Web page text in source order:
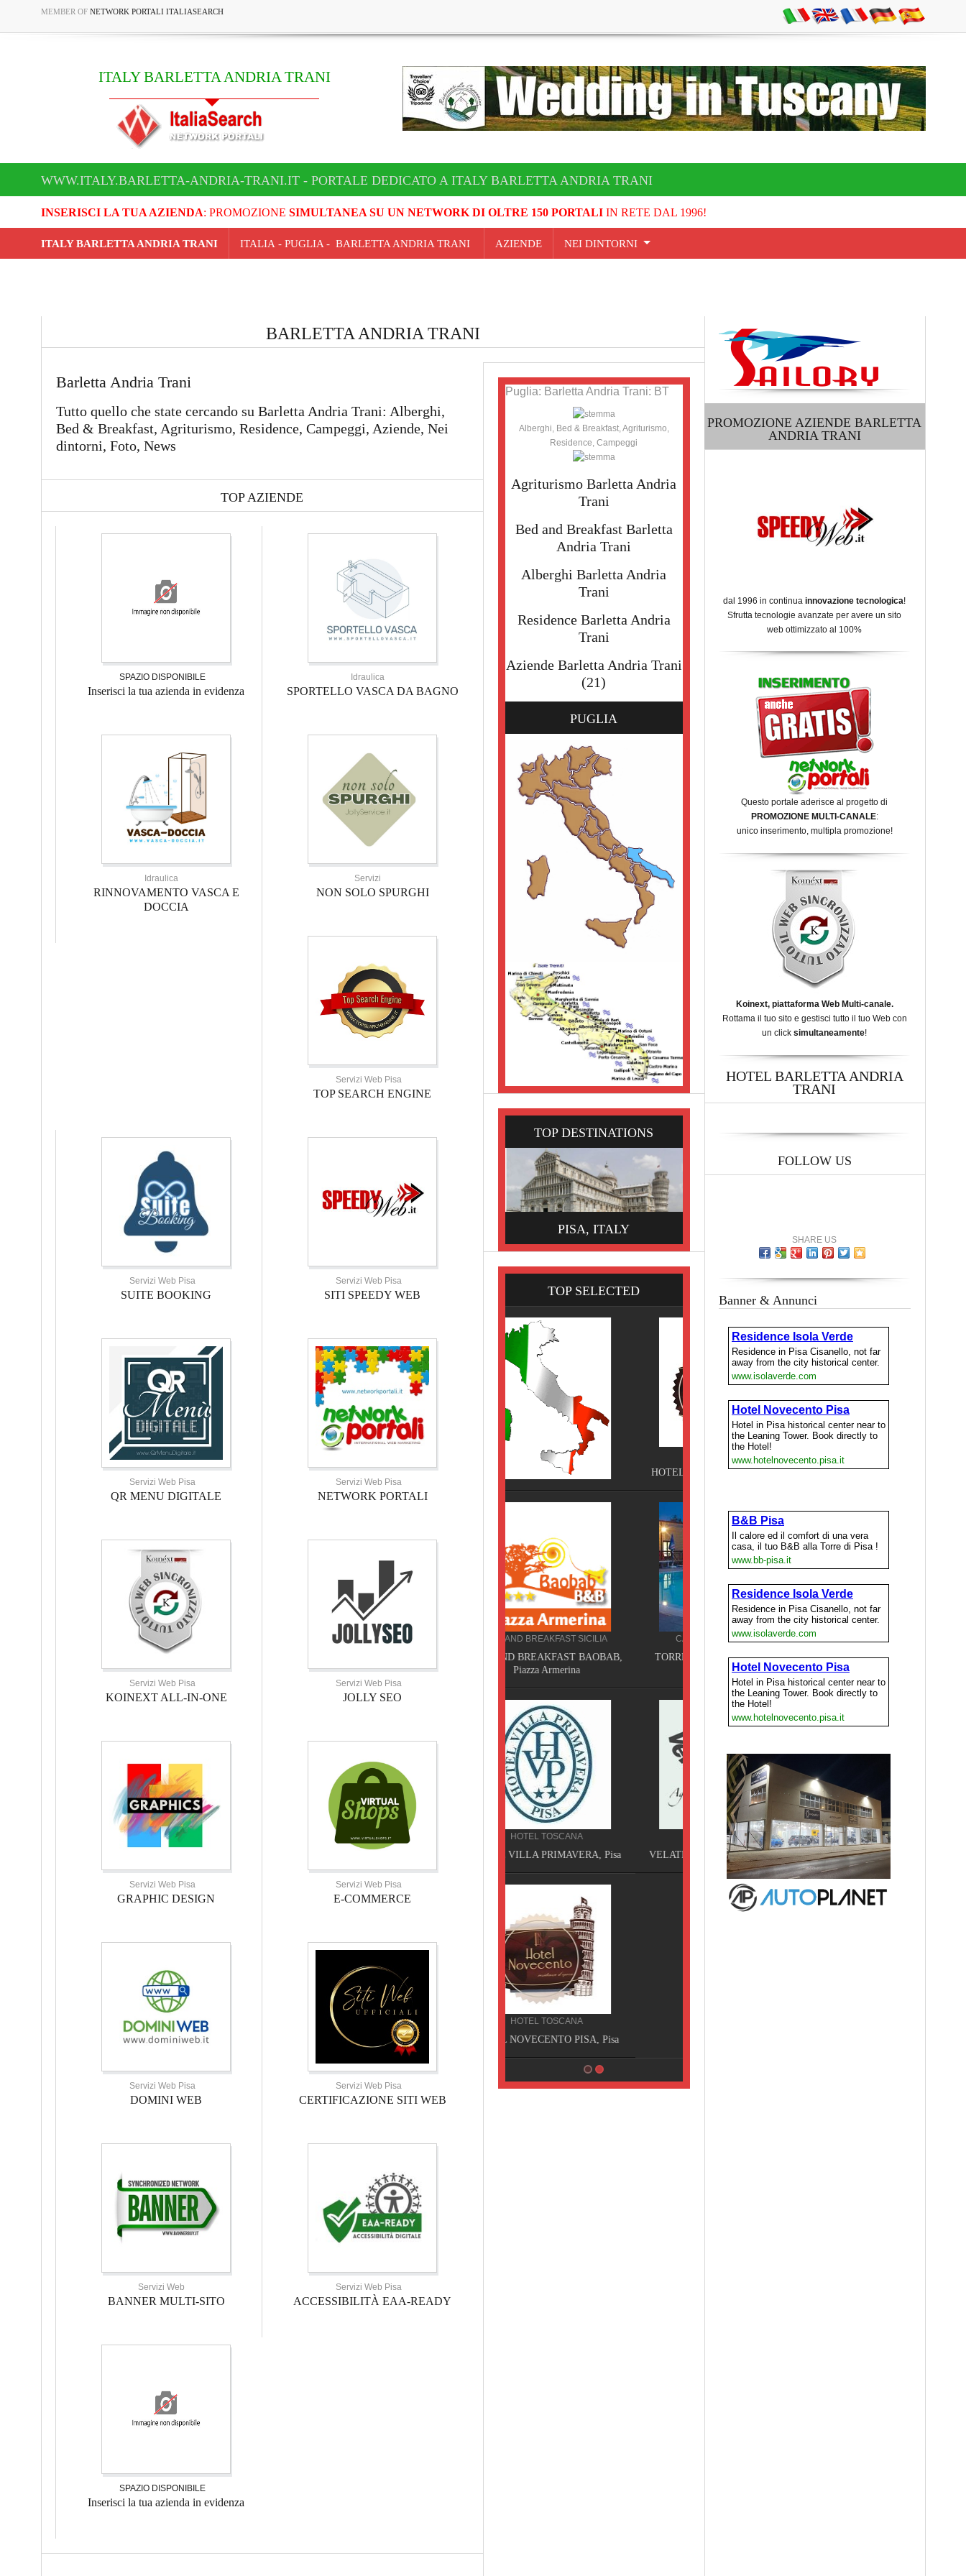
MEMBER OF NETWORK PORTALI ITALIASEARCH
ITALY BARLETTA ANDRIA TRANI
WWW.ITALY.BARLETTA-ANDRIA-TRANI.IT - PORTALE DEDICATO A ITALY BARLETTA ANDRIA TRANI
INSERISCI LA TUA AZIENDA: PROMOZIONE SIMULTANEA SU UN NETWORK DI OLTRE 150 PORTALIIN RETE DAL 1996!
ITALY BARLETTA ANDRIA TRANI ITALIA - PUGLIA - BARLETTA ANDRIA TRANI AZIENDE NEI DINTORNI
BARLETTA ANDRIA TRANI
Barletta Andria Trani
Tutto quello che state cercando su Barletta Andria Trani: Alberghi,
Bed & Breakfast, Agriturismo, Residence, Campeggi, Aziende, Nei
dintorni, Foto, News
TOP AZIENDE
SPAZIO DISPONIBILE
Inserisci la tua azienda in evidenza
Idraulica
SPORTELLO VASCA DA BAGNO
Idraulica
RINNOVAMENTO VASCA E
DOCCIA
Servizi
NON SOLO SPURGHI
Servizi Web Pisa
TOP SEARCH ENGINE
Servizi Web Pisa
SUITE BOOKING
Servizi Web Pisa
SITI SPEEDY WEB
Servizi Web Pisa
QR MENU DIGITALE
Servizi Web Pisa
NETWORK PORTALI
Servizi Web Pisa
KOINEXT ALL-IN-ONE
Servizi Web Pisa
JOLLY SEO
Servizi Web Pisa
GRAPHIC DESIGN
Servizi Web Pisa
E-COMMERCE
Servizi Web Pisa
DOMINI WEB
Servizi Web Pisa
CERTIFICAZIONE SITI WEB
Servizi Web
BANNER MULTI-SITO
Servizi Web Pisa
ACCESSIBILITÀ EAA-READY
SPAZIO DISPONIBILE
Inserisci la tua azienda in evidenza
Puglia: Barletta Andria Trani: BT
Alberghi, Bed & Breakfast, Agriturismo,
Residence, Campeggi
Agriturismo Barletta Andria
Trani
Bed and Breakfast Barletta
Andria Trani
Alberghi Barletta Andria
Trani
Residence Barletta Andria
Trani
Aziende Barletta Andria Trani
(21)
PUGLIA
TOP DESTINATIONS
PISA, ITALY
TOP SELECTED
BED AND BREAKFAST SICILIA
Piazza Armerina
HOTEL TOSCANA
HOTEL TOSCANA
HOTEL NOVECENTO PISA, Pisa
HOTEL TOSCANA
HOTEL NOVECENTO PISA, Pisa
CAMPEGGIO TOSCANA
TORRE PENDENTE CAMPING
VILLAGE, Pisa
SERVIZI TOSCANA
VELATHRI TOUR, Casciana Terme
PROMOZIONE AZIENDE BARLETTA
ANDRIA TRANI
dal 1996 in continua innovazione tecnologica!
Sfrutta tecnologie avanzate per avere un sito
web ottimizzato al 100%
Questo portale aderisce al progetto di
PROMOZIONE MULTI-CANALE:
unico inserimento, multipla promozione!
Koinext, piattaforma Web Multi-canale.
Rottama il tuo sito e gestisci tutto il tuo Web con
un click simultaneamente!
HOTEL BARLETTA ANDRIA
TRANI
FOLLOW US
SHARE US
Banner & Annunci